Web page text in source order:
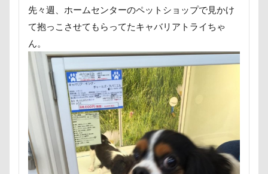
バッグ
ビートくん
ファーミネーター
ファッピー
ファッション
ピーチちゃん
ピーちゃん
ピンバッチ
ピッツェリアオオサキ
ピカチュウ
ピカソくん
ビビちゃん
パワースポット
ビビくん
ビスケちゃん
ビション・フリーゼ
ヒロアキくん
ヒマラヤチーズ
ヒマチー
ヒッコリー
ヒゲ
パールちゃん
バルコニー用タイル
バスローブ
ドライブ
ネクスガードスペクトラ
先々週、ホームセンターのペットショップで見かけ
て抱っこさせてもらってたキャバリアトライちゃ
ん。
取りあい
博物館
北海道直送
南相馬鹿島SA
南相馬市
卒業
千里浜なぎさドライブウェイ
千葉県
千本松牧場
千ちゃん 北陸
倶利伽羅峠
保水効果
名刺
三王山ふれあい公園
丘を越えて
世界の名犬牧場
不貞寝 下野市
上尾市
三陸復興国立公園
三瓶くん
三峯神社
中年サラリーマン